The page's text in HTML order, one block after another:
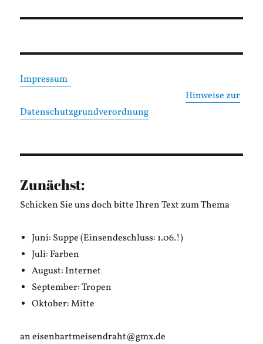
Impressum
Hinweise zur
Datenschutzgrundverordnung
Zunächst:
Schicken Sie uns doch bitte Ihren Text zum Thema
Juni: Suppe (Einsendeschluss: 1.06.!)
Juli: Farben
August: Internet
September: Tropen
Oktober: Mitte
an eisenbartmeisendraht@gmx.de